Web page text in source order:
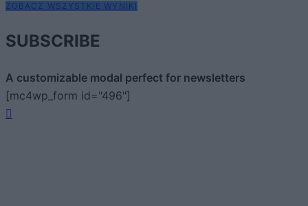
ZOBACZ WSZYSTKIE WYNIKI
SUBSCRIBE
A customizable modal perfect for newsletters
[mc4wp_form id="496"]